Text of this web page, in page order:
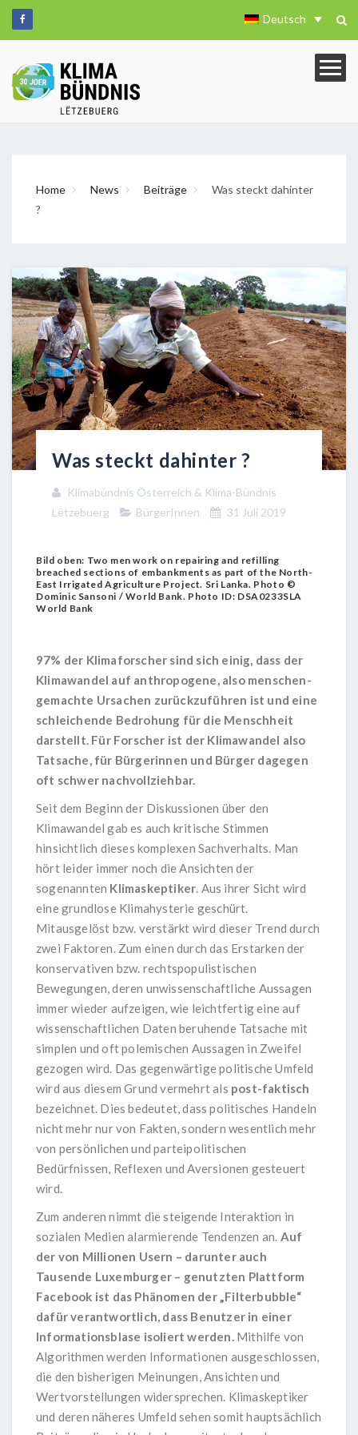
Deutsch
Home News Beiträge
Was steckt dahinter
?
Was steckt dahinter ?
Klimabündnis Österreich & Klima-Bündnis
Lëtzebuerg
BürgerInnen 31 Juli 2019
Bild oben: Two men work on repairing and refilling
breached sections of embankments as part of the North-
East Irrigated Agriculture Project. Sri Lanka. Photo ©
Dominic Sansoni / World Bank. Photo ID: DSA0233SLA
World Bank
97% der Klimaforscher sind sich einig, dass der
Klimawandel auf anthropogene, also menschen-
gemachte Ursachen zurückzuführen ist und eine
schleichende Bedrohung für die Menschheit
darstellt. Für Forscher ist der Klimawandel also
Tatsache, für Bürgerinnen und Bürger dagegen
oft schwer nachvollziehbar.
Seit dem Beginn der Diskussionen über den
Klimawandel gab es auch kritische Stimmen
hinsichtlich dieses komplexen Sachverhalts. Man
hört leider immer noch die Ansichten der
sogenannten Klimaskeptiker . Aus ihrer Sicht wird
eine grundlose Klimahysterie geschürt.
Mitausgelöst bzw. verstärkt wird dieser Trend durch
zwei Faktoren. Zum einen durch das Erstarken der
konservativen bzw. rechtspopulistischen
Bewegungen, deren unwissenschaftliche Aussagen
immer wieder aufzeigen, wie leichtfertig eine auf
wissenschaftlichen Daten beruhende Tatsache mit
simplen und oft polemischen Aussagen in Zweifel
gezogen wird. Das gegenwärtige politische Umfeld
wird aus diesem Grund vermehrt als post-faktisch
bezeichnet. Dies bedeutet, dass politisches Handeln
nicht mehr nur von Fakten, sondern wesentlich mehr
von persönlichen und parteipolitischen
Bedürfnissen, Reflexen und Aversionen gesteuert
wird.
Zum anderen nimmt die steigende Interaktion in
sozialen Medien alarmierende Tendenzen an. Auf
der von Millionen Usern – darunter auch
Tausende Luxemburger – genutzten Plattform
Facebook ist das Phänomen der „Filterbubble“
dafür verantwortlich, dass Benutzer in einer
Informationsblase isoliert werden. Mithilfe von
Algorithmen werden Informationen ausgeschlossen,
die den bisherigen Meinungen, Ansichten und
Wertvorstellungen widersprechen. Klimaskeptiker
und deren näheres Umfeld sehen somit hauptsächlich